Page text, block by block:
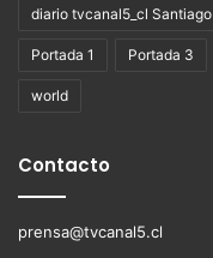
diario tvcanal5_cl Santiago
Portada 1 Portada 3
world
Contacto
prensa@tvcanal5.cl